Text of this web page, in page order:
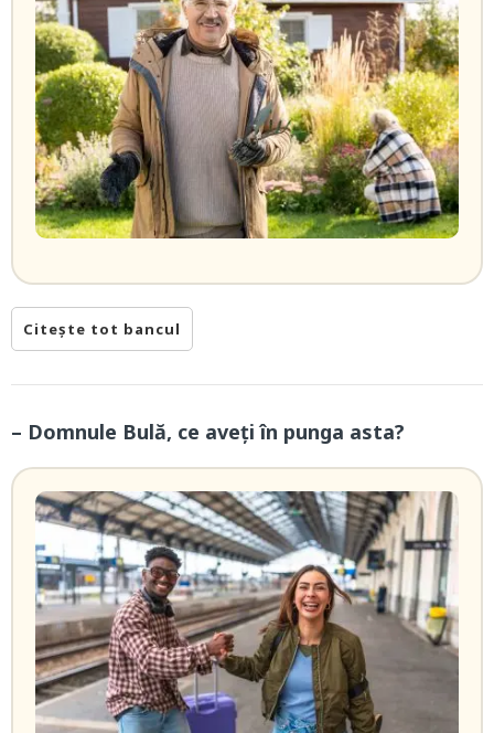
Citește tot bancul
– Domnule Bulă, ce aveți în punga asta?